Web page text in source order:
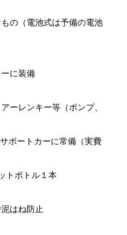
の（電池式は予備の電池
に装備
ーレンキー等（ポンプ、
ポートカーに常備（実費
トボトル１本
はね防止